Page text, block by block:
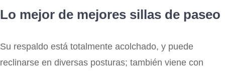
Lo mejor de mejores sillas de paseo
Su respaldo está totalmente acolchado, y puede
reclinarse en diversas posturas; también viene con